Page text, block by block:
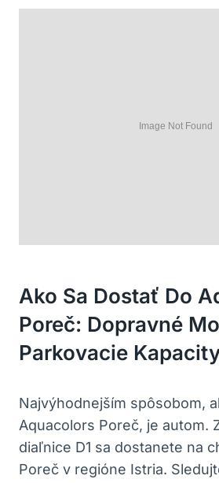
Ako Sa Dostať Do
Poreč: Dopravné
Parkovacie
Najvýhodnejším spôsobom,
Aquacolors Poreč, je autom.
diaľnice D1 sa dostanete na
Poreč v regióne Istria.